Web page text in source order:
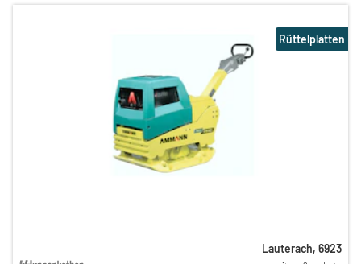
Rüttelplatten
Lauterach, 6923